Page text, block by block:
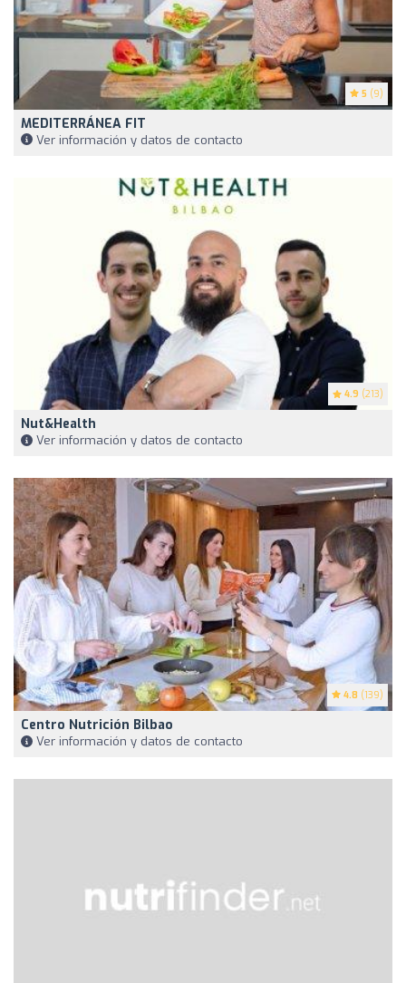
5 (9)
MEDITERRÁNEA FIT
Ver información y datos de contacto
4.9 (213)
Nut&Health
Ver información y datos de contacto
4.8 (139)
Centro Nutrición Bilbao
Ver información y datos de contacto